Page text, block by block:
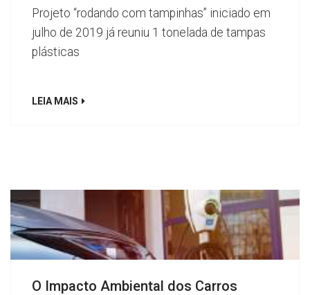
Projeto “rodando com tampinhas” iniciado em
julho de 2019 já reuniu 1 tonelada de tampas
plásticas
LEIA MAIS
O Impacto Ambiental dos Carros